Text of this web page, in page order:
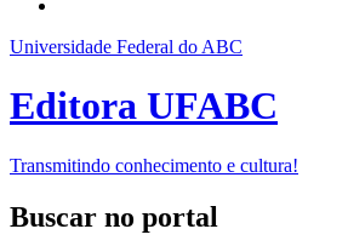
Universidade Federal do ABC
Editora UFABC
Transmitindo conhecimento e cultura!
Buscar no portal